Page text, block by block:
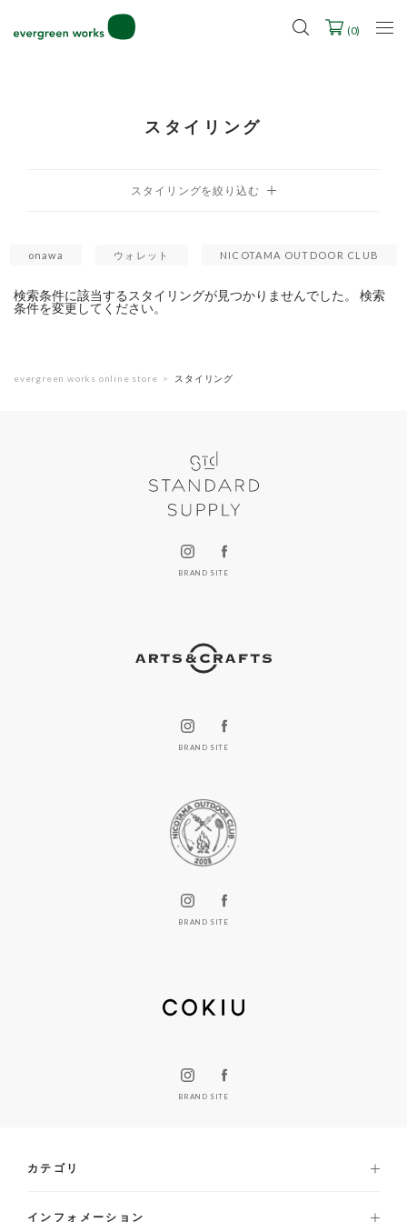
2027年ご入学用ランドセル受注会スケジュール
(0)
スタイリング
onawa ウォレット NICOTAMA OUTDOOR CLUB
検索条件に該当するスタイリングが見つかりませんでした。 検索
条件を変更してください。
evergreen works online store スタイリング
BRAND SITE
BRAND SITE
BRAND SITE
BRAND SITE
カテゴリ
インフォメーション